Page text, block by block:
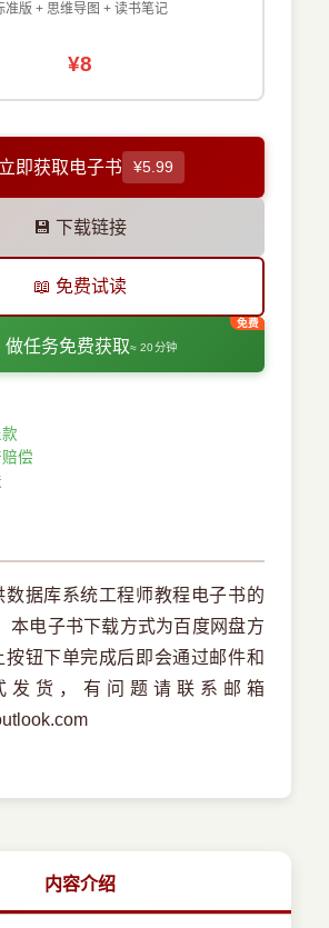
准版 + 思维导图 + 读书笔记
¥8
即获取电子书 ¥5.99
💾 下载链接
📖 免费试读
做任务免费获取≈ 20分钟
偿
数据库系统工程师教程电子书的
本电子书下载方式为百度网盘方
按钮下单完成后即会通过邮件和
发货，有问题请联系邮箱
内容介绍